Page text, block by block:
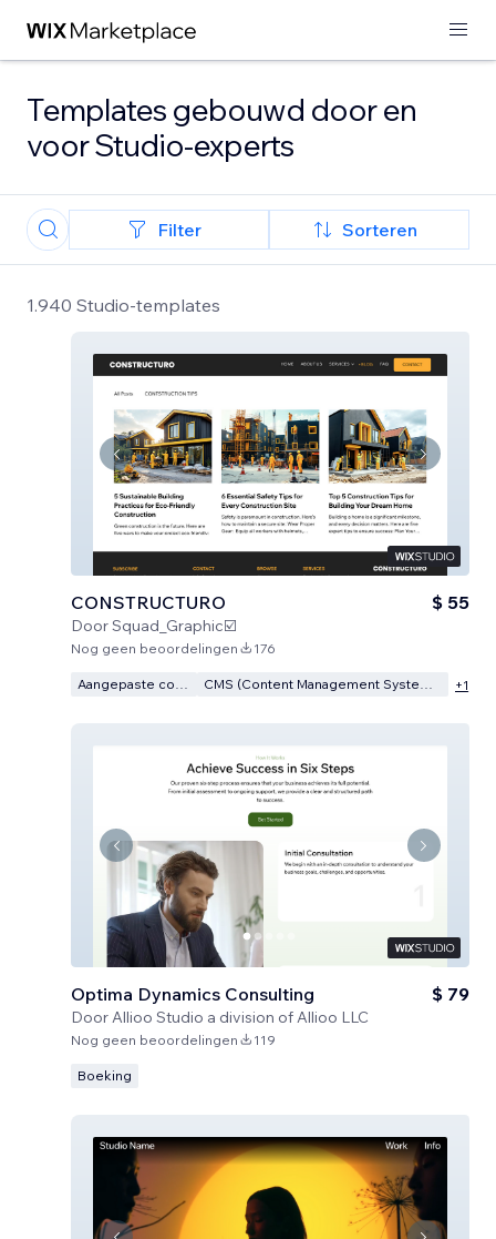
Templates gebouwd door en
voor Studio-experts
Filter Sorteren
1.940 Studio-templates
CONSTRUCTURO
DoorSquad_Graphic☑️
$ 55
Nog geen beoordelingen 176
Aangepaste code CMS (Content Management Systeem) +1
Optima Dynamics Consulting
DoorAllioo Studio a division of Allioo LLC
$ 79
Nog geen beoordelingen 119
Boeking